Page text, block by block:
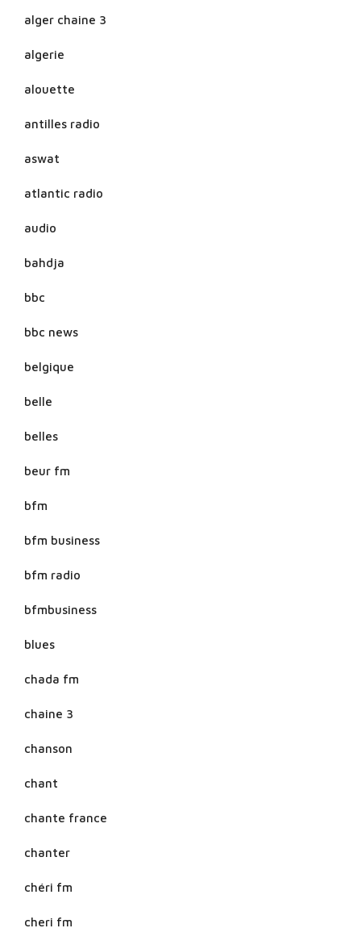
alger chaine 3
algerie
alouette
antilles radio
aswat
atlantic radio
audio
bahdja
bbc
bbc news
belgique
belle
belles
beur fm
bfm
bfm business
bfm radio
bfmbusiness
blues
chada fm
chaine 3
chanson
chant
chante france
chanter
chéri fm
cheri fm